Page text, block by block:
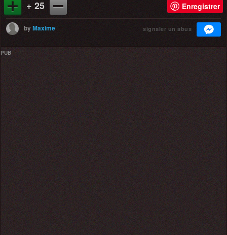
+ 25 Enregistrer
byMaxime signaler un abus
PUB